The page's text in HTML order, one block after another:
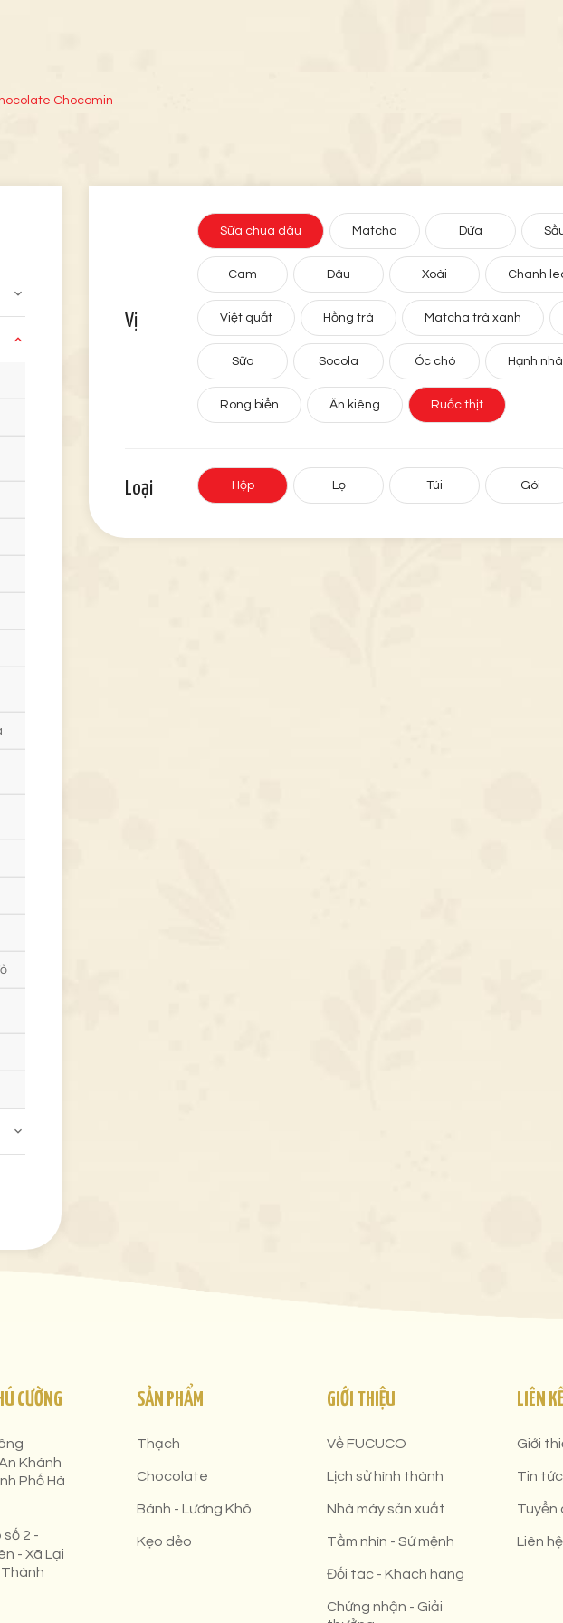
Chocomin
Vị
Sữa chua dâu Matcha Dứa
Cam Dâu Xoài Chanh
Việt quất Hồng trà Matcha trà xanh
Sữa Socola Óc chó Hạnh
Rong biển Ăn kiêng Ruốc thịt
Loại Hộp Lọ Túi Gói
CƯỜNG
Khánh
Phố Hà
số 2 -
- Xã Lại
Thành
SẢN PHẨM
Thạch
Chocolate
Bánh - Lương Khô
Kẹo dẻo
GIỚI THIỆU
Về FUCUCO
Lịch sử hình thành
Nhà máy sản xuất
Tầm nhìn - Sứ mệnh
Đối tác - Khách hàng
Chứng nhận - Giải
LIÊN
Giới
Tin tức
Tuyển
Liên hệ